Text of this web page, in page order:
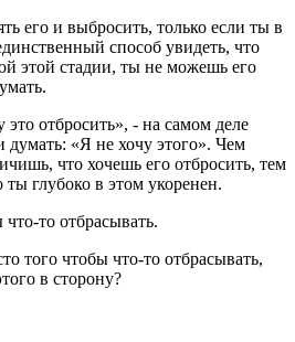
его и выбросить, только если ты в
способ увидеть, что
этой стадии, ты не можешь его
отбросить», - на самом деле
думать: «Я не хочу этого». Чем
что хочешь его отбросить, тем
ты глубоко в этом укоренен.
то отбрасывать.
того чтобы что-то отбрасывать,
в сторону?